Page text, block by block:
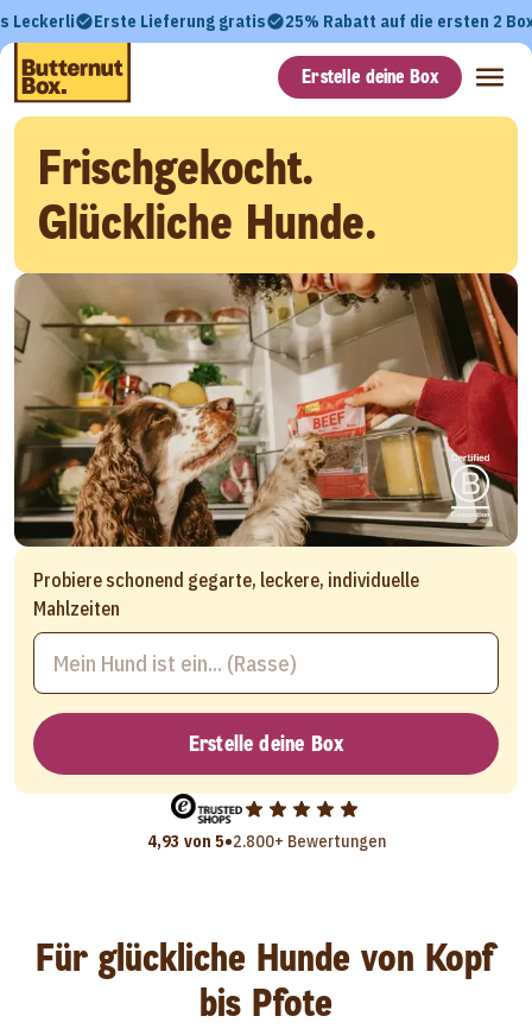
Leckerli Erste Lieferung gratis 25% Rabatt auf die ersten 2
Erstelle deine Box
Frischgekocht.
Glückliche Hunde.
Probiere schonend gegarte, leckere, individuelle
Mahlzeiten
Erstelle deine Box
4,93 von 5•2.800+ Bewertungen
Für glückliche Hunde von Kopf
bis Pfote